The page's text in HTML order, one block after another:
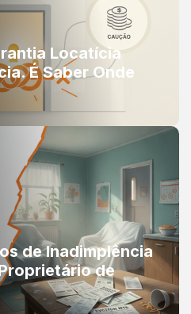
Locatícia
É Saber Onde
de Inadimplência
de